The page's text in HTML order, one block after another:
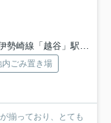
崎線「越谷」駅 徒歩26分
内ごみ置き場
揃っており、とても